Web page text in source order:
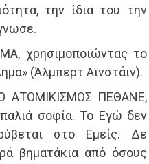
την ίδια του την
χρησιμοποιώντας το
(Άλμπερτ Αϊνστάιν).
ΠΕΘΑΝΕ,
σοφία. Το Εγώ δεν
στο Εμείς. Δε
βηματάκια από όσους